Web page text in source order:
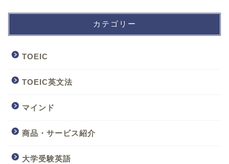
カテゴリー
TOEIC
TOEIC英文法
マインド
商品・サービス紹介
大学受験英語